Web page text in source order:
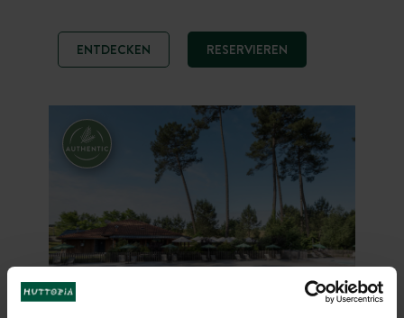
wunderschönen Blick auf die Felder
und den Ärmelkanal am Horizont
sowie die herrliche Urlaubsstimmung
Campinganlage mit schönen
beheizten und überdachten
Schwimmbädern.
ENTDECKEN RESERVIEREN